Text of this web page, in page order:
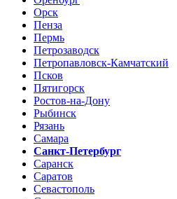
Орск
Пенза
Пермь
Петрозаводск
Петропавловск-Камчатский
Псков
Пятигорск
Ростов-на-Дону
Рыбинск
Рязань
Самара
Санкт-Петербург
Саранск
Саратов
Севастополь